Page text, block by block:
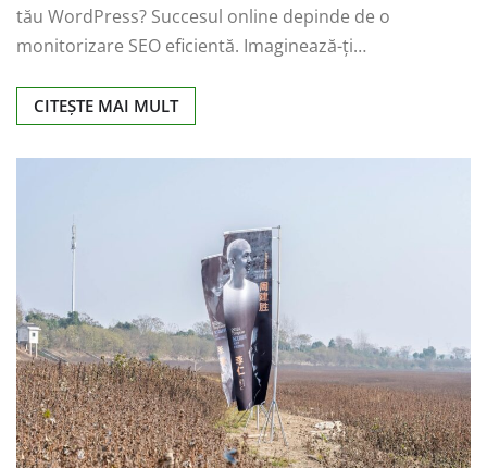
tău WordPress? Succesul online depinde de o
monitorizare SEO eficientă. Imaginează-ți…
CITEȘTE MAI MULT